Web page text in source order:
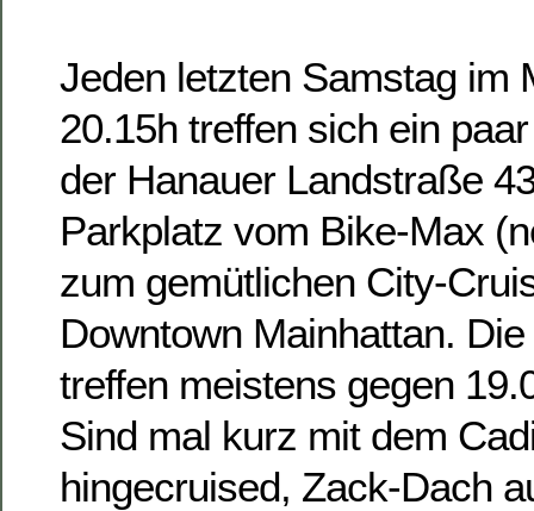
Jeden letzten Samstag im
20.15h treffen sich ein
der Hanauer Landstraße
Parkplatz vom Bike-Max
zum gemütlichen City-
Downtown Mainhattan.
treffen meistens gegen
Sind mal kurz mit dem
hingecruised, Zack-Dach